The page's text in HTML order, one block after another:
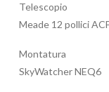
Telescopio
Meade 12 pollici
Montatura
SkyWatcher NEQ6